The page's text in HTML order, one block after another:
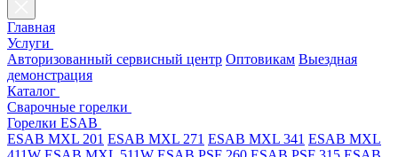
Главная
Услуги
Авторизованный сервисный центр Оптовикам Выездная
демонстрация
Каталог
Cварочные горелки
Горелки ESAB
ESAB MXL 201 ESAB MXL 271 ESAB MXL 341 ESAB MXL